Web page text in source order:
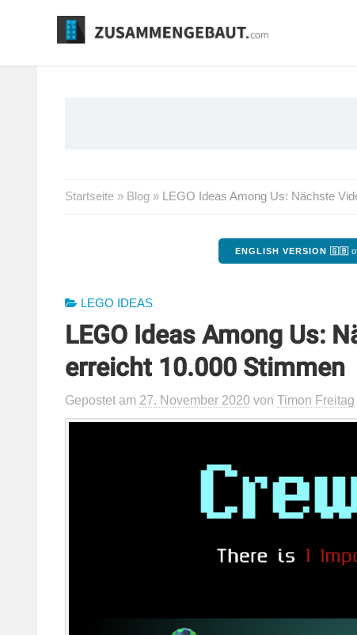
Startseite » Blog » LEGO Ideas Among Us: Nächste
ENGLISH VERSION 🇬🇧
LEGO IDEAS
LEGO Ideas Among Us:
erreicht 10.000 Stimmen
Gepostet am 27. November 2020 von Timon Freitag